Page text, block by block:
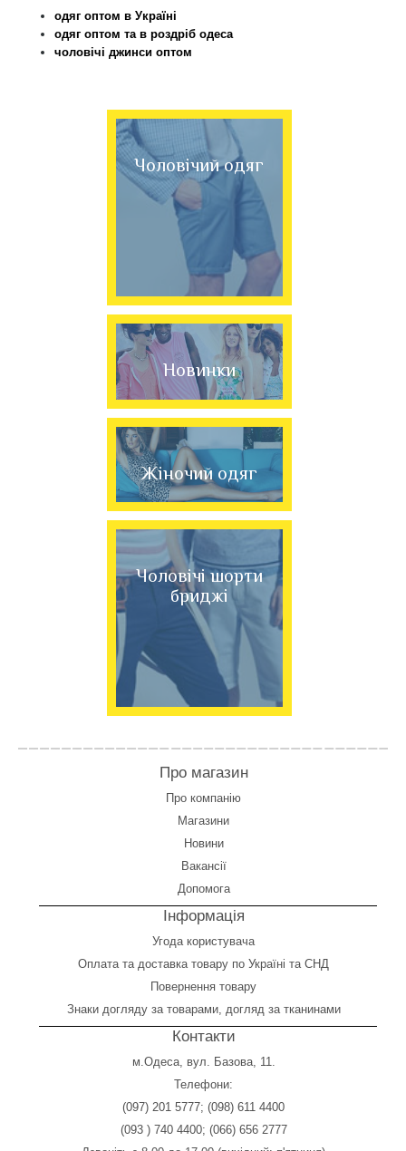
одяг оптом в Україні
одяг оптом та в роздріб одеса
чоловічі джинси оптом
Чоловічий одяг
Новинки
Жіночий одяг
Чоловічі шорти
бриджі
Про магазин
Про компанію
Магазини
Новини
Вакансії
Допомога
Інформація
Угода користувача
Оплататадоставка товару по Україні та СНД
Повернення товару
Знаки догляду за товарами, догляд за тканинами
Контакти
м.Одеса, вул. Базова, 11.
Телефони:
(097) 201 5777;(098) 611 4400
(093 ) 740 4400; (066) 656 2777